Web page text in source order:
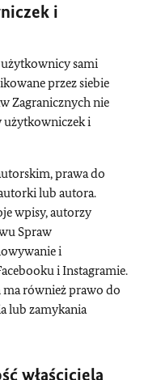
i
sami
przez siebie
Zagranicznych nie
użytkowniczek i
prawa do
lub autora.
wpisy, autorzy
Spraw
i
i Instagramie.
również prawo do
lub zamykania
właściciela